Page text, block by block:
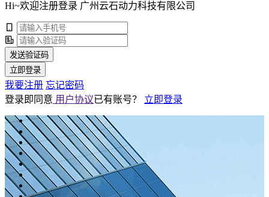
Hi~欢迎注册登录 广州云石动力科技有限公司
发送验证码
立即登录
我要注册 忘记密码
登录即同意 用户协议已有账号？ 立即登录